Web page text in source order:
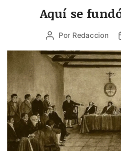
Aquí se
Autor
la
entrada
Por Redaccion